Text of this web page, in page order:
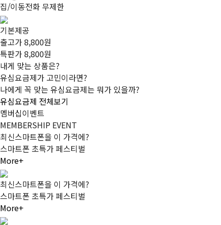
집/이동전화 무제한
기본제공
출고가 8,800원
특판가8,800원
내게 맞는 상품은?
유심요금제가 고민이라면?
나에게 꼭 맞는 유심요금제는 뭐가 있을까?
유심요금제 전체보기
멤버십이벤트
MEMBERSHIP EVENT
최신스마트폰을 이 가격에?
스마트폰 초특가 페스티벌
More+
최신스마트폰을 이 가격에?
스마트폰 초특가 페스티벌
More+